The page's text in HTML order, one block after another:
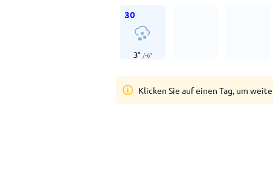
30
3° /-6°
Klicken Sie auf einen Tag, um